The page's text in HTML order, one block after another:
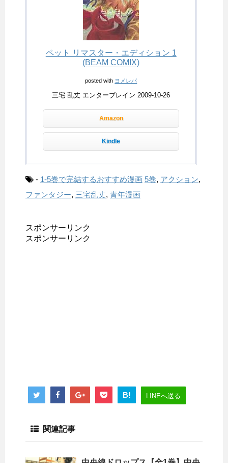
ペット リマスター・エディション 1
(BEAM COMIX)
posted with ヨメレバ
三宅 乱丈 エンターブレイン 2009-10-26
Amazon
Kindle
- 1-5巻で完結するおすすめ漫画 5巻, アクション,
ファンタジー, 三宅乱丈, 青年漫画
スポンサーリンク
スポンサーリンク
B! LINEへ送る
関連記事